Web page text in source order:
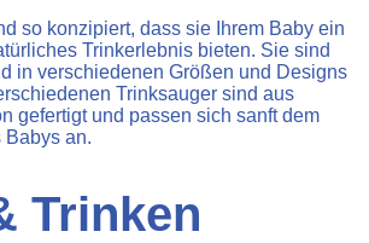
so konzipiert, dass sie Ihrem Baby ein
Trinkerlebnis bieten. Sie sind
in verschiedenen Größen und Designs
Trinksauger sind aus
gefertigt und passen sich sanft dem
Babys an.
Trinken